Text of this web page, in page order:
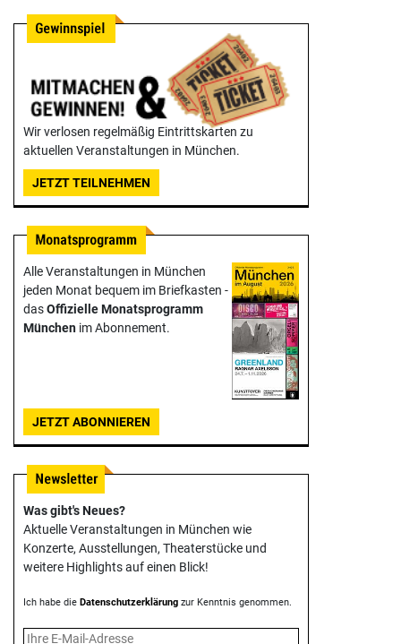
Wir verlosen regelmäßig Eintrittskarten zu
aktuellen Veranstaltungen in München.
JETZT TEILNEHMEN
Alle Veranstaltungen in München
jeden Monat bequem im Briefkasten -
dasOffizielle Monats­programm
München im Abonnement.
JETZT ABONNIEREN
Was gibt's Neues?
Aktuelle Veranstaltungen in München wie
Konzerte, Ausstellungen, Theater­stücke und
weitere Highlights auf einen Blick!
Ich habe die Datenschutzerklärung zur Kenntnis genommen.